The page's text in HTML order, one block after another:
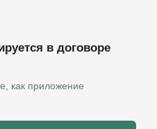
в договоре
как приложение